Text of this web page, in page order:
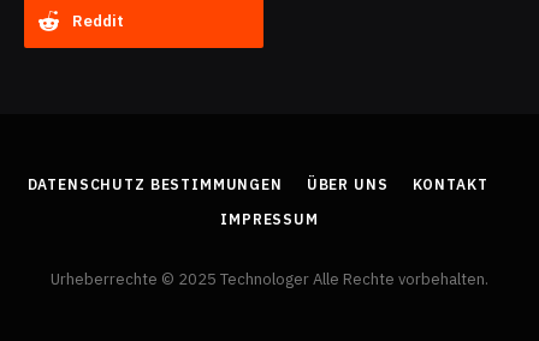
Reddit
DATENSCHUTZ BESTIMMUNGEN ÜBER UNS
KONTAKT
IMPRESSUM
Urheberrechte © 2025 Technologer Alle Rechte vorbehalten.